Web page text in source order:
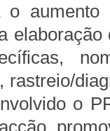
o
rastreio/
o